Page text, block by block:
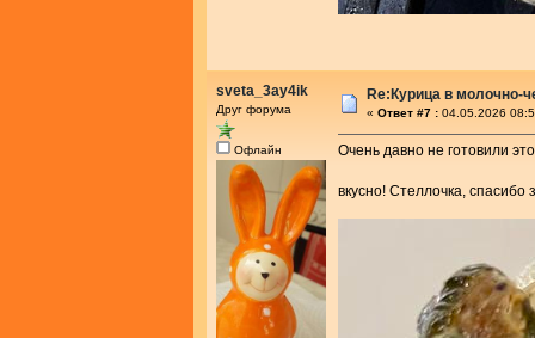
sveta_3ay4ik
Друг форума
Офлайн
Re:Курица в молочно-
« Ответ #7 : 04.05.2026
Очень давно не готовили
вкусно! Стеллочка, спасибо